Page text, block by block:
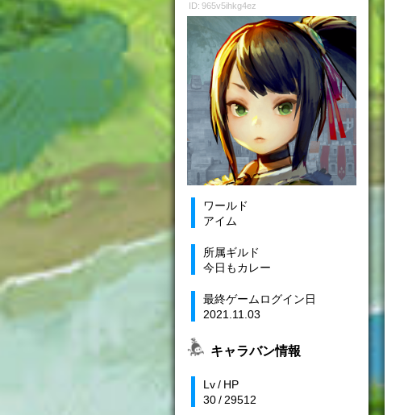
ID: 965v5ihkg4ez
ワールド
アイム
所属ギルド
今日もカレー
最終ゲームログイン日
2021.11.03
キャラバン情報
Lv / HP
30 / 29512